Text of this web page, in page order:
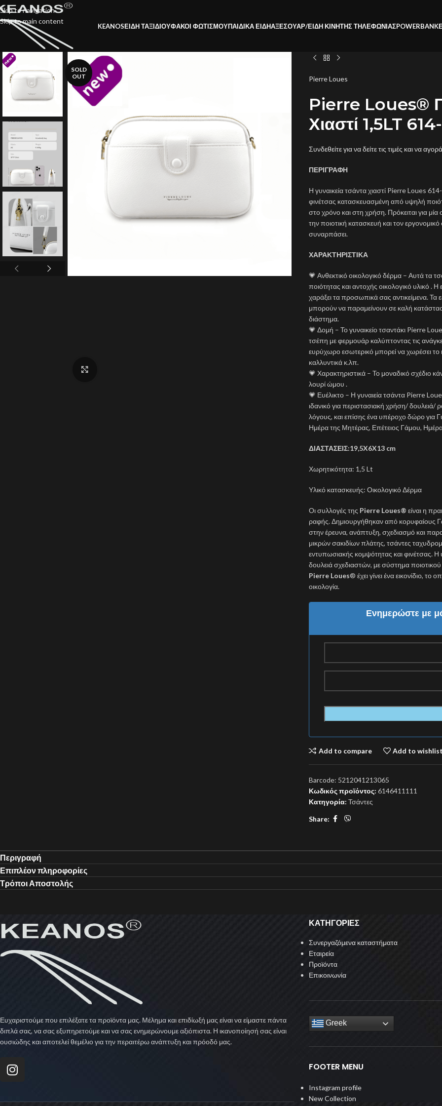
Skip to navigation
Skip to main content
KEANOSΕΙΔΗ ΤΑΞΙΔΙΟΥΦΑΚΟΙ ΦΩΤΙΣΜΟΥΠΑΙΔΙΚΑ ΕΙΔΗΑΞΕΣΟΥΑΡ/ΕΙΔΗ ΚΙΝΗΤΗΣ ΤΗΛΕΦΩΝΙΑΣPOWERBANK
SOLD
OUT
Pierre Loues
Pierre Loues®
Χιαστί 1,5LT
Συνδεθείτε για να δείτε τις τιμές και να
ΠΕΡΙΓΡΑΦΗ
Η γυναικεία τσάντα χιαστί Pierre Loues
φινέτσας κατασκευασμένη από υψηλή
στο χρόνο και στη χρήση. Πρόκειται για
την ποιοτική κατασκευή και τον
συναρπάσει.
ΧΑΡΑΚΤΗΡΙΣΤΙΚΑ
💗 Ανθεκτικό οικολογικό δέρμα – Αυτά τα
ποιότητας και αντοχής οικολογικό υλικό .
χαράξει τα προσωπικά σας αντικείμενα.
μπορούν να παραμείνουν σε καλή
διάστημα.
💗 Δομή – Το γυναικείο τσαντάκι Pierre
τσέπη με φερμουάρ καλύπτοντας τις
ευρύχωρο εσωτερικό μπορεί να χωρέσει το
καλλυντικά κ.λπ.
💗 Χαρακτηριστικά – Το μοναδικό σχέδιο
λουρί ώμου .
💗 Ευέλικτο – Η γυναιεία τσάντα Pierre
ιδανικό για περιστασιακή χρήση/ δουλειά/
λόγους, και επίσης ένα υπέροχο δώρο για
Ημέρα της Μητέρας, Επέτειος Γάμου,
ΔΙΑΣΤΑΣΕΙΣ:19,5X6X13 cm
Χωρητικότητα: 1,5 Lt
Υλικό κατασκευής: Οικολογικό Δέρμα
Οι συλλογές της Pierre Loues® είναι η
ραφής. Δημιουργήθηκαν από κορυφαίους
στην έρευνα, ανάπτυξη, σχεδιασμό και
μικρών σακιδίων πλάτης, τσάντες
εντυπωσιακής κομψότητας και φινέτσας.
δουλειά σχεδιαστών, με σύστημα
Pierre Loues® έχει γίνει ένα εικονίδιο,
οικολογία.
Ενημερώστε με
Add to compare Add to
Barcode: 5212041213065
Κωδικός προϊόντος: 6146411111
Κατηγορία: Τσάντες
Share:
Περιγραφή
Επιπλέον πληροφορίες
Τρόποι Αποστολής
Ευχαριστούμε που επιλέξατε τα προϊόντα μας. Μέλημα και επιδίωξή μας είναι να είμαστε πάντα
διπλά σας, να σας εξυπηρετούμε και να σας ενημερώνουμε αξιόπιστα. Η ικανοποίησή σας είναι
ουσιώδης και αποτελεί θεμέλιο για την περαιτέρω ανάπτυξη και πρόοδό μας.
ΚΑΤΗΓΟΡΙΕΣ
Συνεργαζόμενα καταστήματα
Εταιρεία
Προϊόντα
Επικοινωνία
Greek
FOOTER MENU
Instagram profile
New Collection